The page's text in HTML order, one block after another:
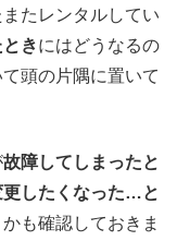
たレンタルしてい
きにはどうなるの
頭の片隅に置いて
故障してしまったと
更したくなった…と
も確認しておきま